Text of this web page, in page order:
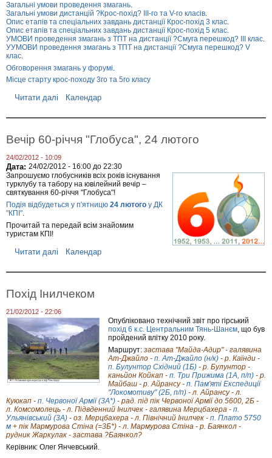
М
К
С
2
0
?
,
е
е
з
н
я
-
1
к
і
н
н
у
з
Т
П
2
1
8
е
е
з
н
я
Загальні умови проведення змагань
Загальні умови дистанцій ?Крос-похід? III-го та V-го класів
Опис етапів та спеціальних завдань дистанції Крос-похід 3 клас
Опис етапів та спеціальних завдань дистанції Крос-похід 5 клас
УМОВИ проведення змагань з ТПТ на дистанції ?Смуга перешкод? ІІІ клас
УУМОВИ проведення змагань з ТПТ на дистанції ?Смуга перешкод? V
клас
Обговорення змагань у форумі
Місце старту крос-походу 3го та 5го класу
Читати далі
о
е
м
і
о
н
а
т
К
є
П
0
1
2
,
6
-
8
к
в
і
н
я
Календар
Вечір 60-річчя "Глобуса", 24 лютого
24/02/2012 - 10:09
Дата: 24/02/2012 - 16:00 до 22:30
Запрошуємо глобусників всіх років існування
турклубу та табору на ювілейний вечір –
святкування 60-річчя "Глобуса"!
Подія відбудеться у п'ятницю 24 лютого у ДК
"КПІ".
Прочитай та передай всім знайомим
туристам КПІ!
Читати далі
о
ч
р
6
0
-
р
і
ч
ч
"
Г
л
о
б
у
с
Календар
Похід Інилчеком
21/02/2012 - 22:06
Опубліковано технічний звіт про гірський
похід 6 к.с. Центральним Тянь-Шанєм, що був
пройдений влітку 2010 року.
Маршрут: застава "Майда-Адир" - галявина
Ат-Джайло - п. Ат-Джайло (н/к)- р. Каїнди -
п. Булунтор Східний (1Б)- р. Булунтор -
каньйон Койкап - п. Три Прижима (1А, п/п)- р.
Майбаш - р. Айрансу - п. Пам'яті Експедиції
"Локомотиву" (2Б, п/п)- л. Айрансу - л.
Куюкап - п. Червоної Армії (3А*) - рад. під пік Червоної Армії до 5600, 2Б -
л. Комсомолець - л. Підвденний Інилчек - галявина Мерцбахера - п.
Ульянівський (3А) - оз. Мерцбахера - л. Північний Інилчек - п. Плато 5750
м + пік Мармурова Стіна (=3Б*) - л. Мармурова Стіна - р. Баянкол -
рудник Жаркулак - застава ?Баянкол?
Керівник: Олег Янчевський.